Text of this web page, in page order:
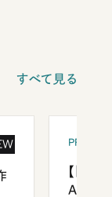
すべて見る
【「新